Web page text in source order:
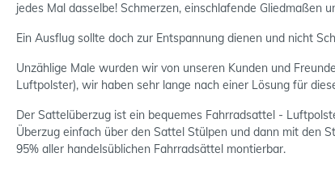
jedes Mal dasselbe! Schmerzen, einschlafende Gliedmaßen
Ein Ausflug sollte doch zur Entspannung dienen und nicht
Unzählige Male wurden wir von unseren Kunden und
Luftpolster), wir haben sehr lange nach einer Lösung für
Der Sattelüberzug ist ein bequemes Fahrradsattel -
Überzug einfach über den Sattel Stülpen und dann mit den
95% aller handelsüblichen Fahrradsättel montierbar.